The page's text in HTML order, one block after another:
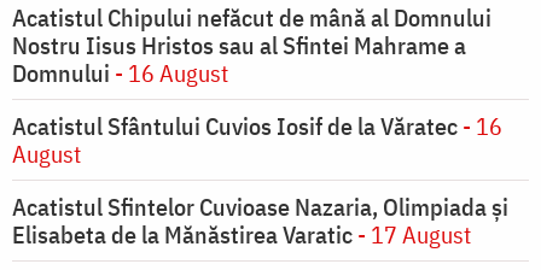
Acatistul Chipului nefăcut de mână al Domnului
Nostru Iisus Hristos sau al Sfintei Mahrame a
Domnului - 16 August
Acatistul Sfântului Cuvios Iosif de la Văratec- 16
August
Acatistul Sfintelor Cuvioase Nazaria, Olimpiada și
Elisabeta de la Mănăstirea Varatic- 17 August